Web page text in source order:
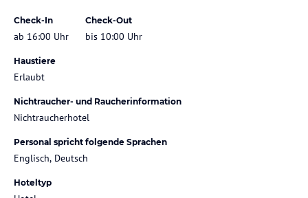
Check-In
ab 16:00 Uhr
Check-Out
bis 10:00 Uhr
Haustiere
Erlaubt
Nichtraucher- und Raucherinformation
Nichtraucherhotel
Personal spricht folgende Sprachen
Englisch, Deutsch
Hoteltyp